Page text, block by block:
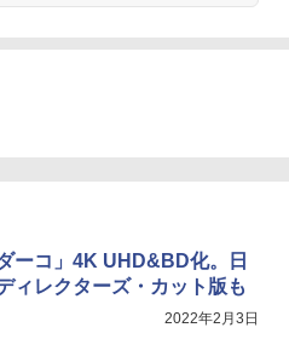
ーコ」4K UHD&BD化。日
ィレクターズ・カット版も
2022年2月3日